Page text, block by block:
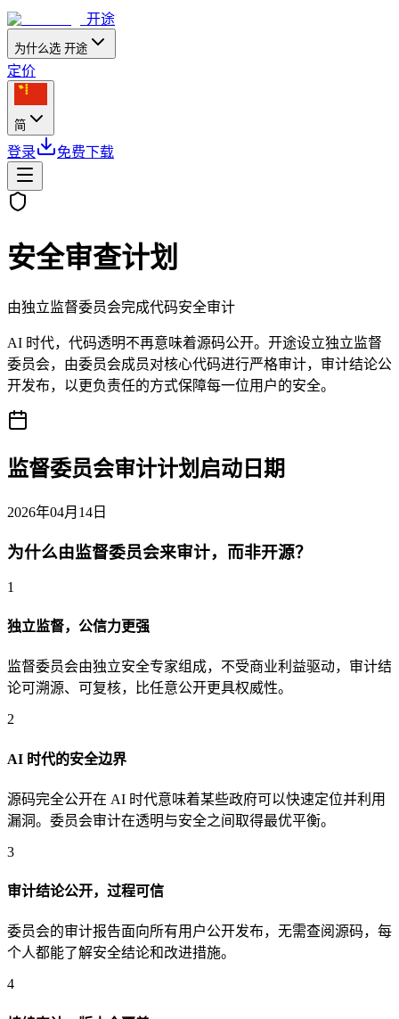
开途
为什么选 开途
定价
简
登录 免费下载
安全审查计划
由独立监督委员会完成代码安全审计
AI 时代，代码透明不再意味着源码公开。开途设立独立监督
委员会，由委员会成员对核心代码进行严格审计，审计结论公
开发布，以更负责任的方式保障每一位用户的安全。
监督委员会审计计划启动日期
2026年04月14日
为什么由监督委员会来审计，而非开源？
1
独立监督，公信力更强
监督委员会由独立安全专家组成，不受商业利益驱动，审计结
论可溯源、可复核，比任意公开更具权威性。
2
AI 时代的安全边界
源码完全公开在 AI 时代意味着某些政府可以快速定位并利用
漏洞。委员会审计在透明与安全之间取得最优平衡。
3
审计结论公开，过程可信
委员会的审计报告面向所有用户公开发布，无需查阅源码，每
个人都能了解安全结论和改进措施。
4